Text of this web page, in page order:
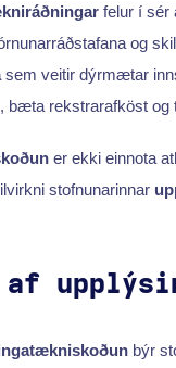
felur í sér
og
sem veitir dýrmætar
bæta rekstrarafköst og
er ekki einnota
stofnunarinnar
býr